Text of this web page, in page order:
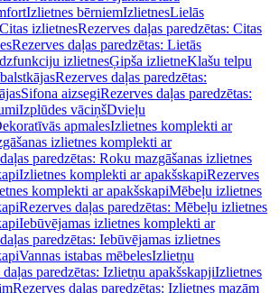
Izlietnes bērniemIzlietnesLielās
Citas izlietnesRezerves daļas paredzētas: Citas
Rezerves daļas paredzētas: Lietās
izlietnesĢipša izlietneKlašu telpu
Rezerves daļas paredzētas:
Sifona aizsegiRezerves daļas paredzētas:
Izplūdes vāciņšDvieļu
apmalesIzlietnes komplekti ar
izlietnes komplekti ar
paredzētas: Roku mazgāšanas izlietnes
Izlietnes komplekti ar apakšskapiRezerves
komplekti ar apakšskapiMēbeļu izlietnes
Rezerves daļas paredzētas: Mēbeļu izlietnes
Iebūvējamas izlietnes komplekti ar
paredzētas: Iebūvējamas izlietnes
Vannas istabas mēbelesIzlietņu
daļas paredzētas: Izlietņu apakšskapjiIzlietnes
Rezerves daļas paredzētas: Izlietnes mazām